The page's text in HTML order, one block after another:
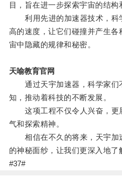
目，旨在进一步探索宇宙的结构
利用先进的加速器技术，科
高的速度，让它们碰撞并产生
宙中隐藏的规律和秘密。
天喻教育官网
通过天宇加速器，科学家们
知，推动着科技的不断发展。
这项工程不仅令人兴奋，更
气和探索精神。
相信在不久的将来，天宇加
的神秘面纱，让我们更深入地了
#37#